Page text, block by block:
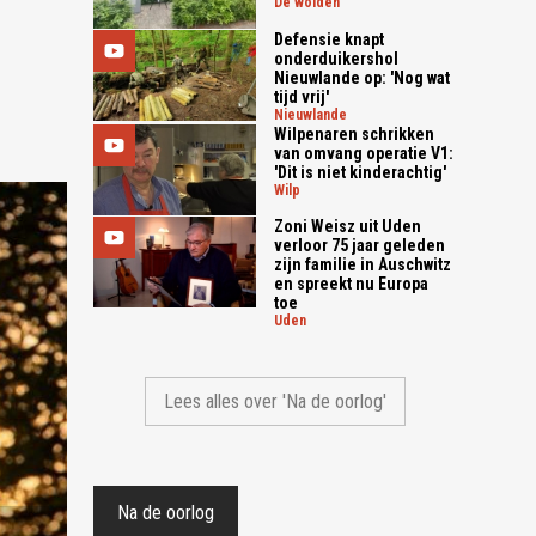
Defensie knapt
onderduikershol
Nieuwlande op: 'Nog wat
tijd vrij'
nieuwlande
Wilpenaren schrikken
van omvang operatie V1:
'Dit is niet kinderachtig'
wilp
Zoni Weisz uit Uden
verloor 75 jaar geleden
zijn familie in Auschwitz
en spreekt nu Europa
toe
uden
Lees alles over 'Na de oorlog'
Na de oorlog